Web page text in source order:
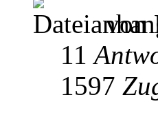
von
11
1597